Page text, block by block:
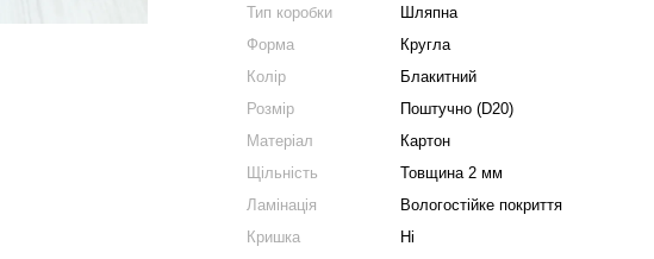
Тип коробки
Шляпна
Форма
Кругла
Колір
Блакитний
Розмір
Поштучно (D20)
Матеріал
Картон
Щільність
Товщина 2 мм
Ламінація
Вологостійке покриття
Кришка
Ні